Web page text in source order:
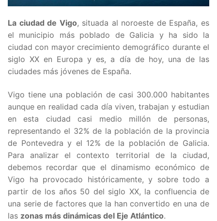
Desarrolladores
Aviso Legal
Solicitud de Datos Abiertos
El Ayuntamiento de Vigo y la Innovación
App «Vigo»
Vigo 25 AI – Buscador, asistente, chatbot con
Inteligencia Artificial
Gemelo digital de la ciudad de Vigo
Plataforma smart city VCI+ 2.0
Acerca de
Plan Municipal de impulso de la reutilización de
la información
Accesibilidad
Protección de datos
Política sobre cookies
Acerca de
Idioma:
Galego
Español
La ciudad de Vigo, situada al noroeste de España, es
el municipio más poblado de Galicia y ha sido la
ciudad con mayor crecimiento demográfico durante el
siglo XX en Europa y es, a día de hoy, una de las
ciudades más jóvenes de España.
Vigo tiene una población de casi 300.000 habitantes
aunque en realidad cada día viven, trabajan y estudian
en esta ciudad casi medio millón de personas,
representando el 32% de la población de la provincia
de Pontevedra y el 12% de la población de Galicia.
Para analizar el contexto territorial de la ciudad,
debemos recordar que el dinamismo económico de
Vigo ha provocado históricamente, y sobre todo a
partir de los años 50 del siglo XX, la confluencia de
una serie de factores que la han convertido en una de
las zonas más dinámicas del Eje Atlántico.